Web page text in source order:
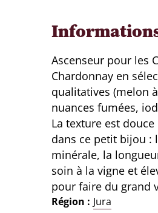
Ascenseur pour les
Chardonnay en
qualitatives (melon
nuances fumées,
La texture est
dans ce petit bijou :
minérale, la
soin à la vigne et
pour faire du grand
Région
Jura